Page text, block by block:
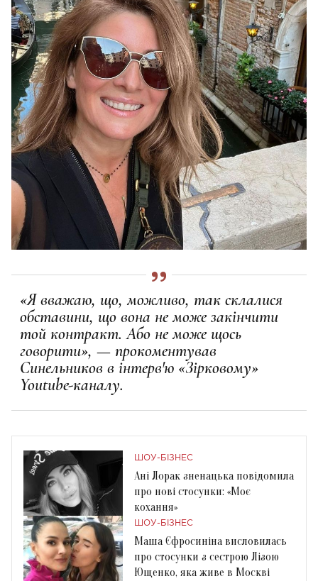
«Я вважаю, що, можливо, так склалися
обставини, що вона не може закінчити
той контракт. Або не може щось
говорити», — прокоментував
Синельников в інтерв'ю «Зірковому»
Youtube-каналу.
ШОУ-БІЗНЕС
Ані Лорак зненацька повідомила
про нові стосунки: «Моє
кохання»
ШОУ-БІЗНЕС
Маша Єфросиніна висловилась
про стосунки з сестрою Лізою
Ющенко, яка живе в Москві